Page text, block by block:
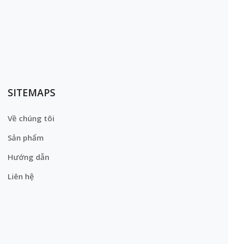
SITEMAPS
Về chúng tôi
Sản phẩm
Hướng dẫn
Liên hệ